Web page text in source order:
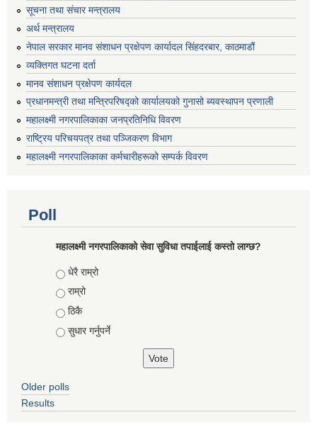
सूचना तथा संचार मन्त्रालय
अर्थ मन्त्रालय
नेपाल सरकार मानव संशाधन प्रक्षेपण कार्यादल सिंहदरबार, काठमाडौं
व्यक्तिगत घटना दर्ता
मानव संशाधन प्रक्षेपण कार्यदल
प्रधानमन्त्री तथा मन्त्रिपरिषद्को कार्यालयको गुनासो ब्यवस्थापन प्रणाली
महालक्ष्मी नगरपालिकाका जनप्रतिनिधि विवरण
राष्ट्रिय परिचयपत्र तथा पञ्जिकरण विभाग
महालक्ष्मी नगरपालिकाका कर्मचारीहरूको सम्पर्क विवरण
Poll
महालक्ष्मी नगरपालिकाको सेवा सुविधा तपाईलाई कस्तो लाग्छ?
Choices
धेरै राम्रो
राम्रो
ठिकै
सुधार गर्नुपर्ने
Older polls
Results